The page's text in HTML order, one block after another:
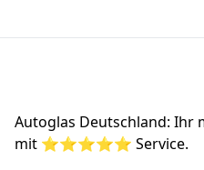
Autoglas Deutschland: Ihr
mit ⭐⭐⭐⭐⭐ Service.